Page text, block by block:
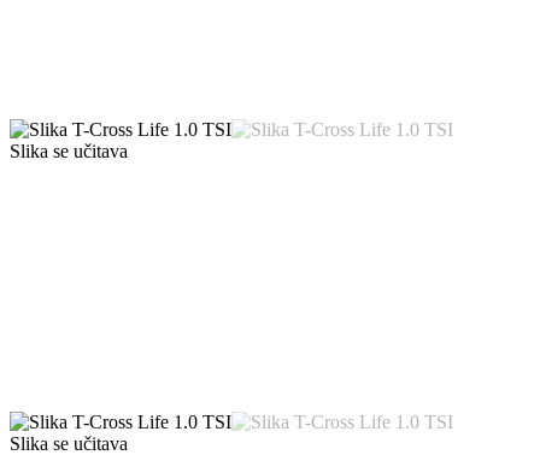
Slika se učitava
Slika se učitava